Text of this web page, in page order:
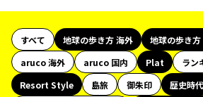
すべて 地球の歩き方 海外
地球の歩き方
aruco 海外
aruco 国内 Plat
ラン
Resort Style
島旅 御朱印 歴史時代